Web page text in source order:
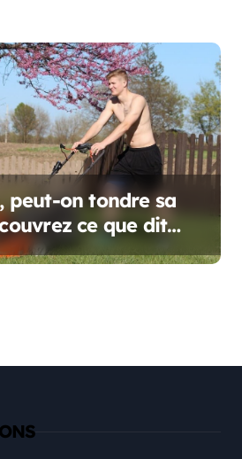
peut-on tondre sa
ce que dit